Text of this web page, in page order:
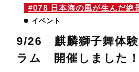
#078 日本海の風が生んだ絶
イベント
9/26 麒麟獅子舞体
ラム 開催しました！